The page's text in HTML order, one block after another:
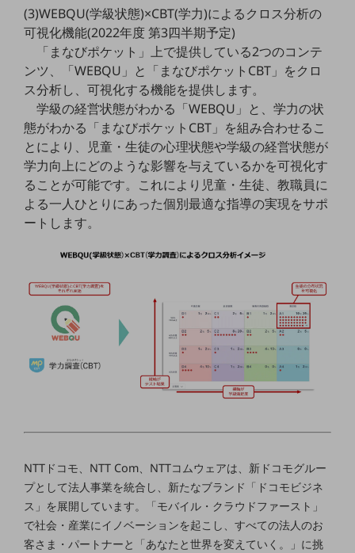
バックオフィス
リモート・ハイブリッドワーク
セキュリティ
その他のお悩みはこちら
業界から見つける
業界から見つけるTOP
製造業
小売・卸売業
地域産業
その他の業界はこちら
ゲーム感覚で見つける
NTTドコモビジネス
相談・申し込みができるバーチャルショップ
サービス・商品を探す
新規会員登録/ログインはこちら
100回線以上のお問い合わせ・お見積りはこちら
(3)WEBQU(学級状態)×CBT(学力)によるクロス分析の
可視化機能(2022年度 第3四半期予定)
「まなびポケット」上で提供している2つのコンテ
ンツ、「WEBQU」と「まなびポケットCBT」をクロ
ス分析し、可視化する機能を提供します。
学級の経営状態がわかる「WEBQU」と、学力の状
態がわかる「まなびポケットCBT」を組み合わせるこ
とにより、児童・生徒の心理状態や学級の経営状態が
学力向上にどのような影響を与えているかを可視化す
ることが可能です。これにより児童・生徒、教職員に
よる一人ひとりにあった個別最適な指導の実現をサポ
ートします。
NTTドコモ、NTT Com、NTTコムウェアは、新ドコモグルー
プとして法人事業を統合し、新たなブランド「ドコモビジネ
ス」を展開しています。「モバイル・クラウドファースト」
で社会・産業にイノベーションを起こし、すべての法人のお
客さま・パートナーと「あなたと世界を変えていく。」に挑